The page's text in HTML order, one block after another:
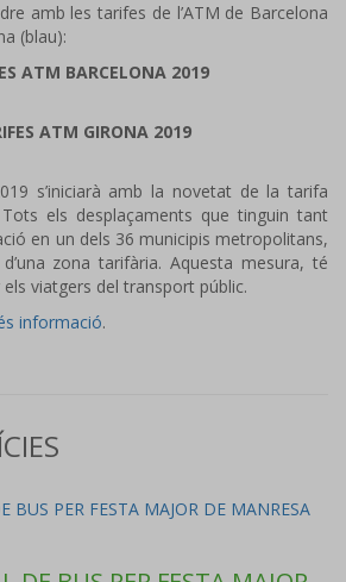
amb les tarifes de l’ATM de Barcelona
(blau):
ATM BARCELONA 2019
ATM GIRONA 2019
s’iniciarà amb la novetat de la tarifa
els desplaçaments que tinguin tant
en un dels 36 municipis metropolitans,
zona tarifària. Aquesta mesura, té
els viatgers del transport públic.
informació.